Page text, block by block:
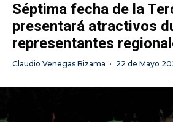
Séptima fecha de la
presentará atractivos
representantes
Claudio Venegas Bizama · 22 de Mayo